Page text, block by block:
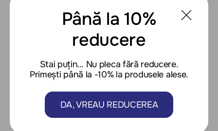
Până la 10%
reducere
Stai puțin… Nu pleca fără reducere.
Primești până la -10% la produsele alese.
DA, VREAU REDUCEREA